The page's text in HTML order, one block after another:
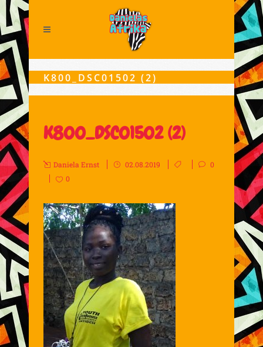
K800_DSC01502 (2)
K800_DSC01502 (2)
Daniela Ernst 02.08.2019
0
0